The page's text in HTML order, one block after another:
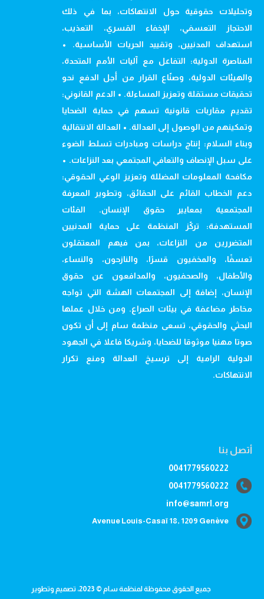
وتحليلات حقوقية حول الانتهاكات، بما في ذلك
الاحتجاز التعسفي، الإخفاء القسري، التعذيب،
استهداف المدنيين، وتقييد الحريات الأساسية. •
المناصرة الدولية: التفاعل مع آليات الأمم المتحدة،
والهيئات الدولية، وصنّاع القرار من أجل الدفع نحو
تحقيقات مستقلة وتعزيز المساءلة. • الدعم القانوني:
تقديم مقاربات قانونية تسهم في حماية الضحايا
وتمكينهم من الوصول إلى العدالة. • العدالة الانتقالية
وبناء السلام: إنتاج دراسات ومبادرات تسلط الضوء
على سبل الإنصاف والتعافي المجتمعي بعد النزاعات. •
مكافحة المعلومات المضللة وتعزيز الوعي الحقوقي:
دعم الخطاب القائم على الحقائق، وتطوير المعرفة
المجتمعية بمعايير حقوق الإنسان. الفئات
المستهدفة: تركّز المنظمة على حماية المدنيين
المتضررين من النزاعات، بمن فيهم المعتقلون
تعسفًا، والمخفيون قسرًا، والنازحون، والنساء،
والأطفال، والصحفيون، والمدافعون عن حقوق
الإنسان، إضافة إلى المجتمعات الهشة التي تواجه
مخاطر مضاعفة في بيئات الصراع. ومن خلال عملها
البحثي والحقوقي، تسعى منظمة سام إلى أن تكون
صوتا مهنيا موثوقا للضحايا، وشريكا فاعلا في الجهود
الدولية الرامية إلى ترسيخ العدالة ومنع تكرار
الانتهاكات.
أتصل بنا
0041779560222
0041779560222
info@samrl.org
Avenue Louis-Casaï 18, 1209 Genève
جميع الحقوق محفوظة لمنظمة سام © 2023، تصميم وتطوير